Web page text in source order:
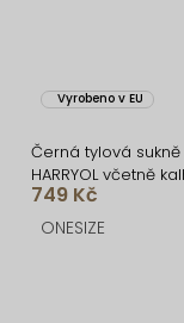
Vyrobeno v EU
Černá tylová sukně
HARRYOL včetně
749 Kč
ONESIZE